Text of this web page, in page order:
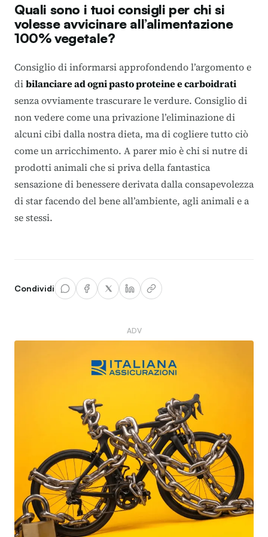
Quali sono i tuoi consigli per chi si
volesse avvicinare all’alimentazione
100% vegetale?
Consiglio di informarsi approfondendo l’argomento e
dibilanciare ad ogni pasto proteine e carboidrati
senza ovviamente trascurare le verdure. Consiglio di
non vedere come una privazione l’eliminazione di
alcuni cibi dalla nostra dieta, ma di cogliere tutto ciò
come un arricchimento. A parer mio è chi si nutre di
prodotti animali che si priva della fantastica
sensazione di benessere derivata dalla consapevolezza
di star facendo del bene all’ambiente, agli animali e a
se stessi.
Condividi
ADV